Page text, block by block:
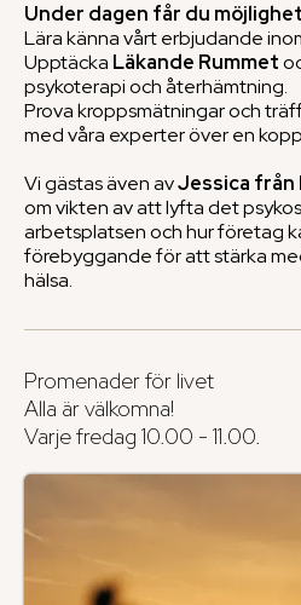
Under dagen får du
Lära känna vårt erbjudande
Upptäcka Läkande Rummet
psykoterapi och återhämtning.
Prova kroppsmätningar och
med våra experter över en
Vi gästas även avJessica från
om vikten av att lyfta det
arbetsplatsen och hur företag
förebyggande för att stärka
hälsa.
Promenader för livet
Alla är välkomna!
Varje fredag 10.00 - 11.00.